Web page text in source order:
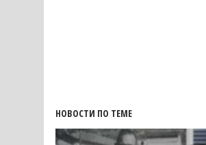
НОВОСТИ ПО ТЕМЕ